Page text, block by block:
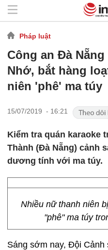
Pháp luật
Công an Đà
Nhớ, bắt hàng
niên 'phê' ma túy
15/07/2019 - 16:21
Kiểm tra quán karaoke
Thành (Đà Nẵng) cảnh
dương tính với ma túy.
Nhiều nữ thanh niên
"phê" ma túy
Sáng sớm nay, Đội